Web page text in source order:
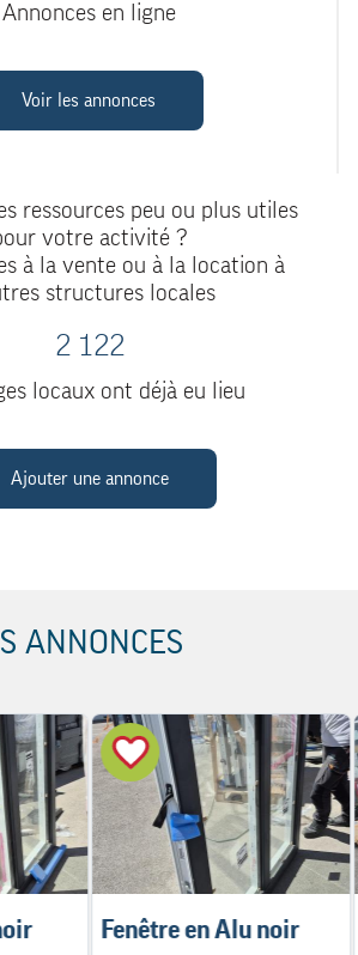
Annonces en ligne
Voir les annonces
ressources peu ou plus utiles
votre activité ?
à la vente ou à la location à
structures locales
2 122
locaux ont déjà eu lieu
Ajouter une annonce
ANNONCES
Fenêtre en Alu noir